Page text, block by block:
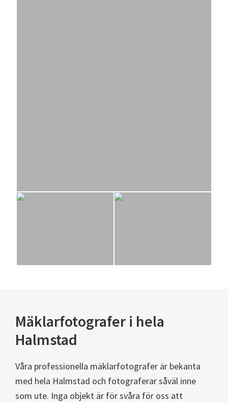
Mäklarfotografer i hela
Halmstad
Våra professionella mäklarfotografer är bekanta
med hela Halmstad och fotograferar såväl inne
som ute. Inga objekt är för svåra för oss att